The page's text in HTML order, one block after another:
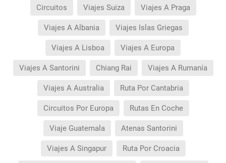
Circuitos Viajes Suiza Viajes A Praga
Viajes A Albania Viajes Islas Griegas
Viajes A Lisboa Viajes A Europa
Viajes A Santorini Chiang Rai Viajes A Rumanía
Viajes A Australia Ruta Por Cantabria
Circuitos Por Europa Rutas En Coche
Viaje Guatemala Atenas Santorini
Viajes A Singapur Ruta Por Croacia